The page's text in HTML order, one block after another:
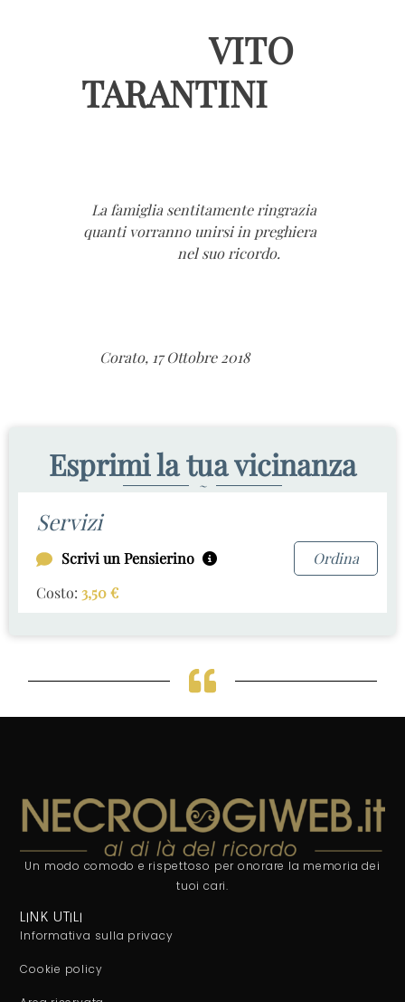
VITO
TARANTINI
La famiglia sentitamente ringrazia
quanti vorranno unirsi in preghiera
nel suo ricordo.
Corato, 17 Ottobre 2018
Esprimi la tua vicinanza
~
Servizi
Scrivi un Pensierino
Ordina
Costo: 3,50€
Un modo comodo e rispettoso per onorare la memoria dei
tuoi cari.
LINK UTILI
Informativa sulla privacy
Cookie policy